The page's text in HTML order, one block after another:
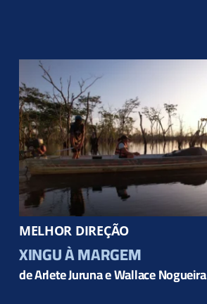
MELHOR DIREÇÃO
XINGU À MARGEM
de Arlete Juruna e Wallace Nogueira